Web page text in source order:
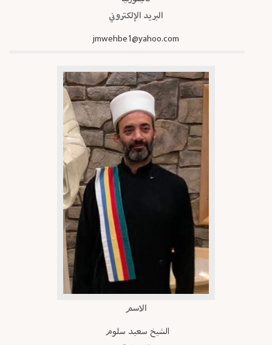
البريد الإلكتروني
jmwehbe1@yahoo.com
الاسم
الشيخ سعيد سلوم